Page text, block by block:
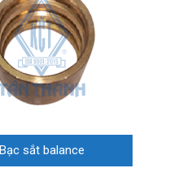
Bạc sắt balance